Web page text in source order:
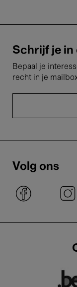
Schrijf je in
Bepaal je
recht in je
Volg ons